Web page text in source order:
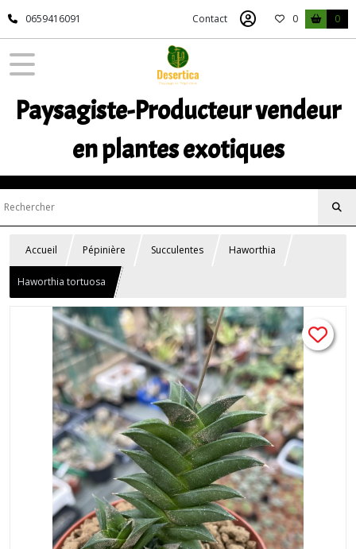
0659416091 Contact 0 0
Paysagiste-Producteur vendeur
en plantes exotiques
Accueil Pépinière Succulentes Haworthia
Haworthia tortuosa